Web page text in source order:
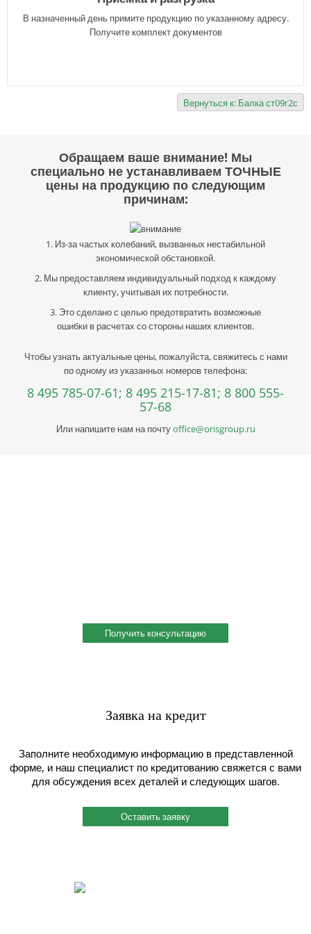
В назначенный день примите продукцию по указанному адресу.
Получите комплект документов
Вернуться к: Балка ст09г2с
Обращаем ваше внимание! Мы
специально не устанавливаем ТОЧНЫЕ
цены на продукцию по следующим
причинам:
1. Из-за частых колебаний, вызванных нестабильной
экономической обстановкой.
2. Мы предоставляем индивидуальный подход к каждому
клиенту, учитывая их потребности.
3. Это сделано с целью предотвратить возможные
ошибки в расчетах со стороны наших клиентов.
Чтобы узнать актуальные цены, пожалуйста, свяжитесь с нами
по одному из указанных номеров телефона:
8 495 785-07-61; 8 495 215-17-81; 8 800 555-
57-68
Или напишите нам на почтуoffice@orisgroup.ru
Получить консультацию
Заявка на кредит
Заполните необходимую информацию в представленной
форме, и наш специалист по кредитованию свяжется с вами
для обсуждения всех деталей и следующих шагов.
Оставить заявку